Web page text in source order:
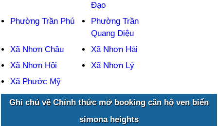
Đạo
Phường Trần Phú
Phường Trần
Quang Diệu
Xã Nhơn Châu
Xã Nhơn Hải
Xã Nhơn Hội
Xã Nhơn Lý
Xã Phước Mỹ
Ghi chú về Chính thức mở booking căn hộ ven biển
simona heights